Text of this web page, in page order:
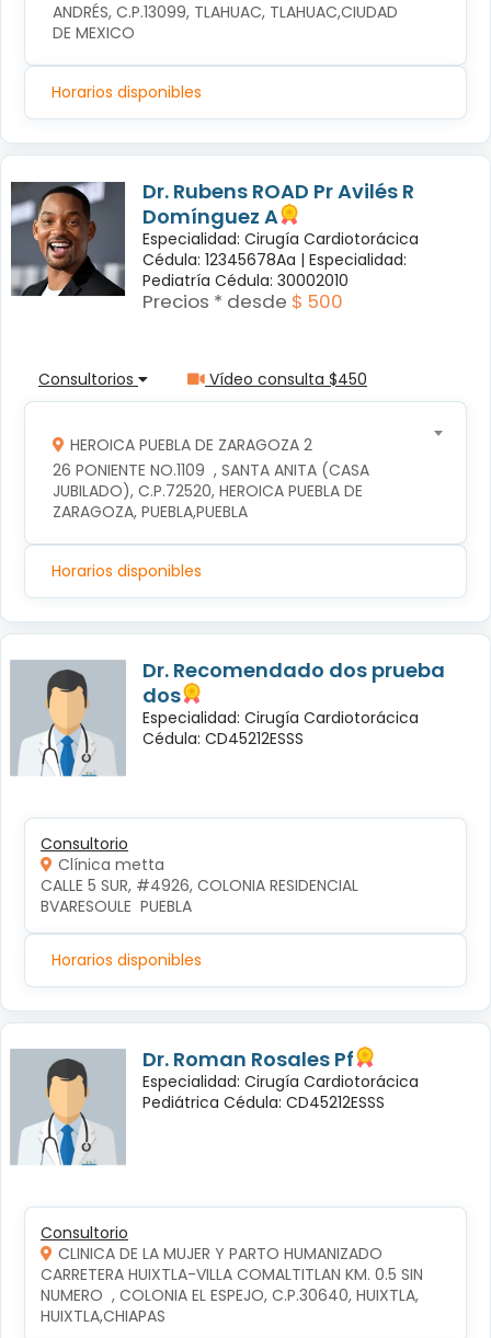
ANDRÉS, C.P.13099, TLAHUAC, TLAHUAC,CIUDAD
DE MEXICO
Horarios disponibles
Dr. Rubens ROAD Pr Avilés R
Domínguez A
Especialidad: Cirugía Cardiotorácica
Cédula: 12345678Aa | Especialidad:
Pediatría Cédula: 30002010
Precios * desde $ 500
Consultorios Vídeo consulta $450
HEROICA PUEBLA DE ZARAGOZA 2
26 PONIENTE NO.1109  , SANTA ANITA (CASA
JUBILADO), C.P.72520, HEROICA PUEBLA DE
ZARAGOZA, PUEBLA,PUEBLA
Horarios disponibles
Dr. Recomendado dos prueba
dos
Especialidad: Cirugía Cardiotorácica
Cédula: CD45212ESSS
Consultorio
Clínica metta
CALLE 5 SUR, #4926, COLONIA RESIDENCIAL
BVARESOULE  PUEBLA
Horarios disponibles
Dr. Roman Rosales Pf
Especialidad: Cirugía Cardiotorácica
Pediátrica Cédula: CD45212ESSS
Consultorio
CLINICA DE LA MUJER Y PARTO HUMANIZADO
CARRETERA HUIXTLA-VILLA COMALTITLAN KM. 0.5 SIN
NUMERO  , COLONIA EL ESPEJO, C.P.30640, HUIXTLA,
HUIXTLA,CHIAPAS